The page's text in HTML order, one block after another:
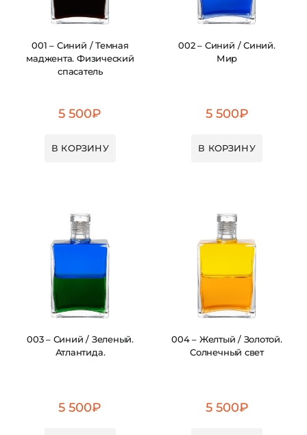
001 – Синий / Темная
маджента. Физический
спасатель
5 500₽
В КОРЗИНУ
002 – Синий / Синий.
Мир
5 500₽
В КОРЗИНУ
003 – Синий / Зеленый.
Атлантида.
5 500₽
004 – Желтый / Золотой.
Солнечный свет
5 500₽